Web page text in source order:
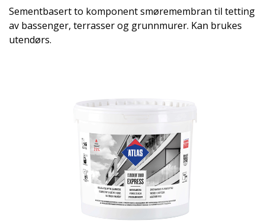
Sementbasert to komponent smøremembran til tetting
av bassenger, terrasser og grunnmurer. Kan brukes
utendørs.